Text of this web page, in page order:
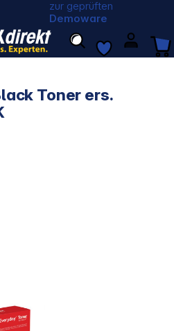
zur geprüften
Demoware
Toner ers.